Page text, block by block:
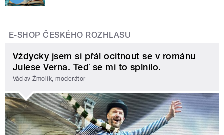
E-SHOP ČESKÉHO ROZHLASU
Vždycky jsem si přál ocitnout se v románu
Julese Verna. Teď se mi to splnilo.
Václav Žmolík, moderátor